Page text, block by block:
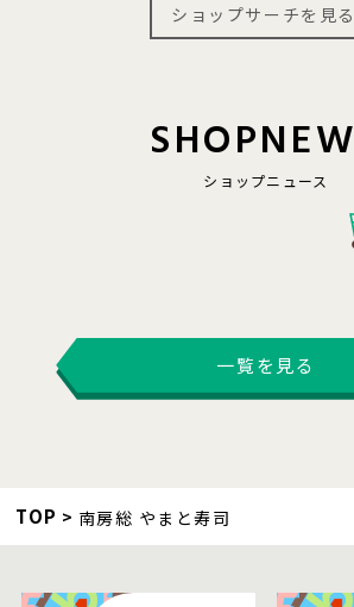
ショップサーチを見る
SHOPNEW
ショップニュース
一覧を見る
TOP 南房総 やまと寿司